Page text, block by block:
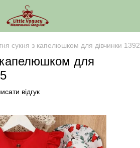
сукня з капелюшком для дівчинки
капелюшком для
відгук